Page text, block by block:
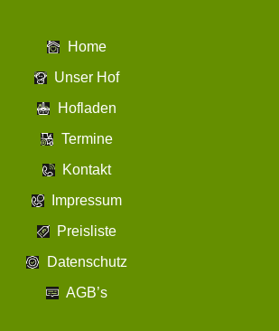
Home
Unser Hof
Hofladen
Termine
Kontakt
Impressum
Preisliste
Datenschutz
AGB’s